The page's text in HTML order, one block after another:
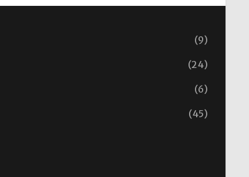
(9)
(24)
(6)
(45)